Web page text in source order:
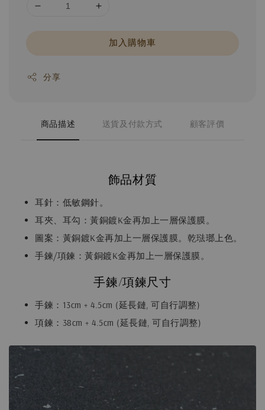
加入購物車
分享
商品描述 送貨及付款方式 顧客評價
飾品材質
耳針：低敏鋼針。
耳夾、耳勾：黃銅鍍K金再加上一層保護膜。
圖案：黃銅鍍K金再加上一層保護膜。乾琺瑯上色。
手鍊/項鍊：黃銅鍍K金再加上一層保護膜。
手鍊/項鍊尺寸
手鍊：13cm + 4.5cm (延長鏈, 可自行調整)
項鍊：38cm + 4.5cm (延長鏈, 可自行調整)